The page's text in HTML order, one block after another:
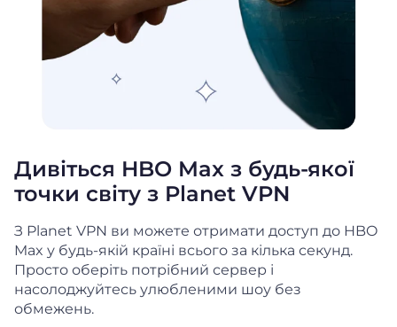
Дивіться HBO Max з будь-якої
точки світу з Planet VPN
З Planet VPN ви можете отримати доступ до HBO
Max у будь-якій країні всього за кілька секунд.
Просто оберіть потрібний сервер і
насолоджуйтесь улюбленими шоу без
обмежень.